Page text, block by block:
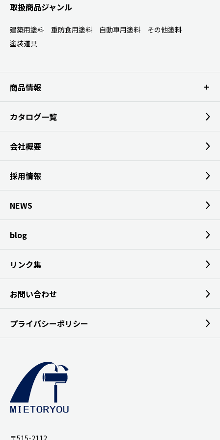
〒515-2112
取扱商品ジャンル
建築用塗料 重防食用塗料 自動車用塗料
その他塗料
塗装道具
商品情報
カタログ一覧
会社概要
採用情報
NEWS
blog
リンク集
お問い合わせ
プライバシーポリシー